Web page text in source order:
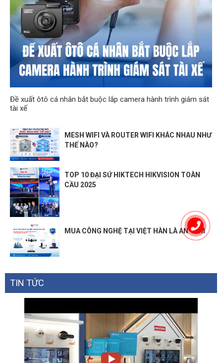
Đề xuất ôtô cá nhân bắt buộc lắp camera hành trình giám sát
tài xế
MESH WIFI VÀ ROUTER WIFI KHÁC NHAU NHƯ
THẾ NÀO?
TOP 10 ĐẠI SỨ HIKTECH HIKVISION TOÀN
CẦU 2025
MUA CÔNG NGHỆ TẠI VIỆT HÀN LÀ AN TÂM
TIN TỨC